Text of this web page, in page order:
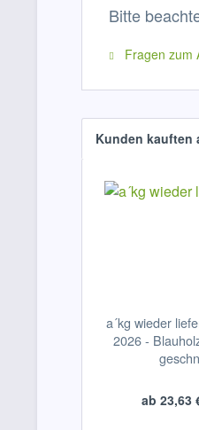
Bitte
Fragen zum
Kunden kauften
a´kg wieder
2026 -
ab 23,63